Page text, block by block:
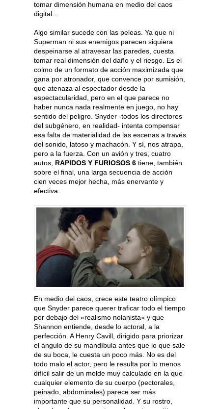
tomar dimensión humana en medio del caos
digital…
Algo similar sucede con las peleas. Ya que ni
Superman ni sus enemigos parecen siquiera
despeinarse al atravesar las paredes, cuesta
tomar real dimensión del daño y el riesgo. Es el
colmo de un formato de acción maximizada que
gana por atronador, que convence por sumisión,
que atenaza al espectador desde la
espectacularidad, pero en el que parece no
haber nunca nada realmente en juego, no hay
sentido del peligro. Snyder -todos los directores
del subgénero, en realidad- intenta compensar
esa falta de materialidad de las escenas a través
del sonido, latoso y machacón. Y sí, nos atrapa,
pero a la fuerza. Con un avión y tres, cuatro
autos, RAPIDOS Y FURIOSOS 6 tiene, también
sobre el final, una larga secuencia de acción
cien veces mejor hecha, más enervante y
efectiva.
En medio del caos, crece este teatro olímpico
que Snyder parece querer traficar todo el tiempo
por debajo del «realismo nolanista» y que
Shannon entiende, desde lo actoral, a la
perfección. A Henry Cavill, dirigido para priorizar
el ángulo de su mandíbula antes que lo que sale
de su boca, le cuesta un poco más. No es del
todo malo el actor, pero le resulta por lo menos
difícil salir de un molde muy calculado en la que
cualquier elemento de su cuerpo (pectorales,
peinado, abdominales) parece ser más
importante que su personalidad. Y su rostro,